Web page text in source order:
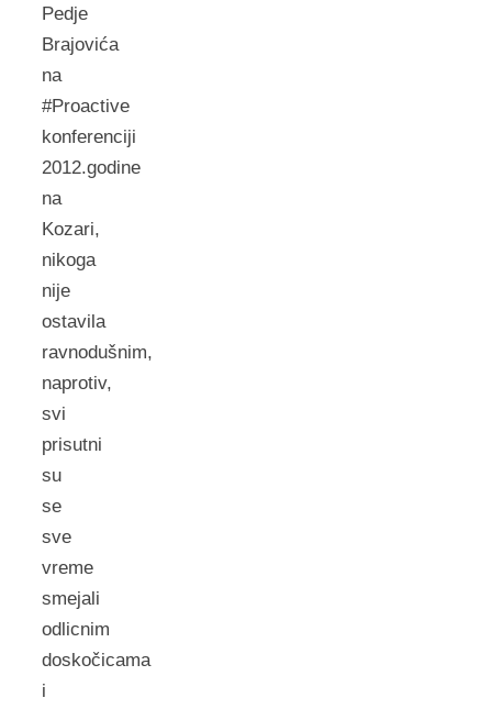
Pedje
Brajovića
na
#Proactive
konferenciji
2012.godine
na
Kozari,
nikoga
nije
ostavila
ravnodušnim,
naprotiv,
svi
prisutni
su
se
sve
vreme
smejali
odlicnim
doskočicama
i